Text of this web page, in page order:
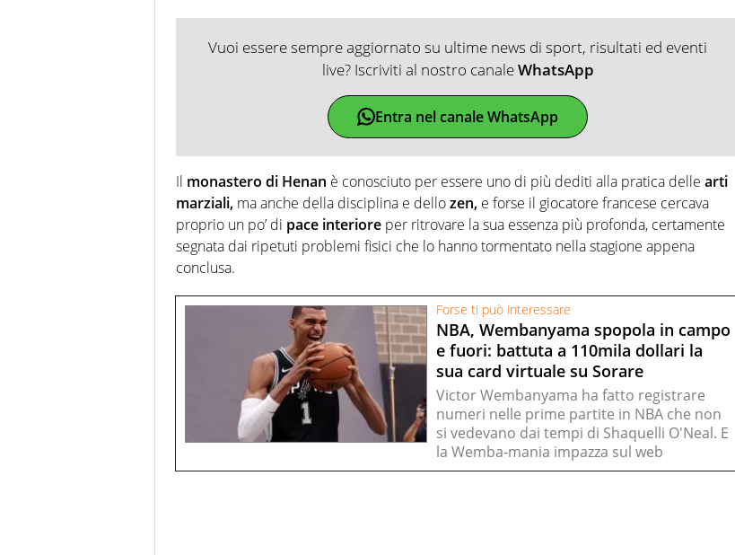
Vuoi essere sempre aggiornato su ultime news di sport, risultati ed eventi
live? Iscriviti al nostro canaleWhatsApp
Entra nel canale WhatsApp
Il monastero di Henan è conosciuto per essere uno di più dediti alla pratica delle arti
marziali, ma anche della disciplina e dellozen, e forse il giocatore francese cercava
proprio un po’ di pace interiore per ritrovare la sua essenza più profonda, certamente
segnata dai ripetuti problemi fisici che lo hanno tormentato nella stagione appena
conclusa.
Forse ti può interessare
NBA, Wembanyama spopola in campo
e fuori: battuta a 110mila dollari la
sua card virtuale su Sorare
Victor Wembanyama ha fatto registrare
numeri nelle prime partite in NBA che non
si vedevano dai tempi di Shaquelli O'Neal. E
la Wemba-mania impazza sul web